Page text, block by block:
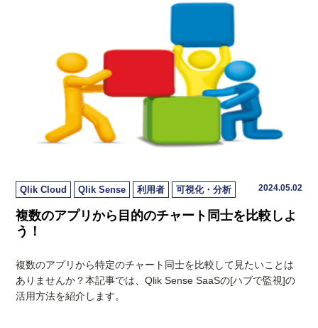
Qlik Cloud Qlik Sense 利用者 可視化・分析 2024.05.02
複数のアプリから目的のチャート同士を比較しよ
う！
複数のアプリから特定のチャート同士を比較して見たいことは
ありませんか？本記事では、Qlik Sense SaaSの[ハブで監視]の
活用方法を紹介します。